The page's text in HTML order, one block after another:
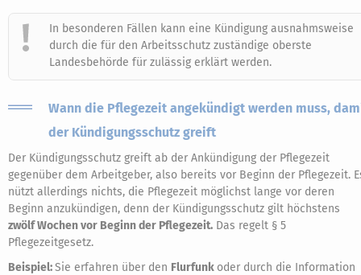
In besonderen Fällen kann eine Kündigung ausnahmsweise
durch die für den Arbeitsschutz zuständige oberste
Landesbehörde für zulässig erklärt werden.
Wann die Pflegezeit angekündigt werden muss,
der Kündigungsschutz greift
Der Kündigungsschutz greift ab der Ankündigung der Pflegezeit
gegenüber dem Arbeitgeber, also bereits vor Beginn der Pflegezeit.
nützt allerdings nichts, die Pflegezeit möglichst lange vor deren
Beginn anzukündigen, denn der Kündigungsschutz gilt höchstens
zwölf Wochen vor Beginn der Pflegezeit. Das regelt § 5
Pflegezeitgesetz.
Beispiel:Sie erfahren über den Flurfunk oder durch die Information